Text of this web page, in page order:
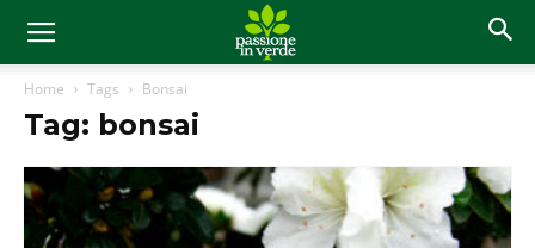
Home Tags Bonsai
Tag: bonsai